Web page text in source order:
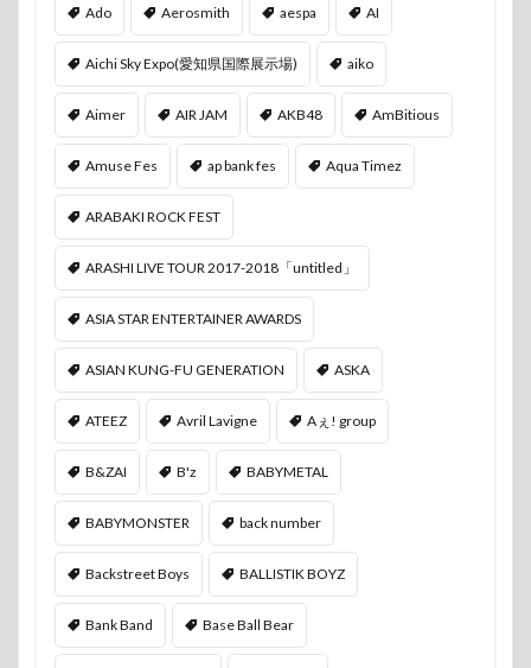
Ado Aerosmith aespa AI
Aichi Sky Expo(愛知県国際展示場) aiko
Aimer AIR JAM AKB48 AmBitious
Amuse Fes ap bank fes Aqua Timez
ARABAKI ROCK FEST
ARASHI LIVE TOUR 2017-2018「untitled」
ASIA STAR ENTERTAINER AWARDS
ASIAN KUNG-FU GENERATION ASKA
ATEEZ Avril Lavigne Aぇ! group
B&ZAI B'z BABYMETAL
BABYMONSTER back number
Backstreet Boys BALLISTIK BOYZ
Bank Band Base Ball Bear